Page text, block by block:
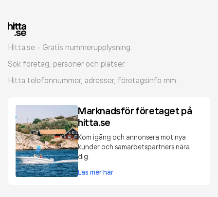
Hitta.se - Gratis nummerupplysning.
Sök företag, personer och platser.
Hitta telefonnummer, adresser, företagsinfo mm.
Marknadsför företaget på
hitta.se
Kom igång och annonsera mot nya
kunder och samarbetspartners nära
dig.
Läs mer här